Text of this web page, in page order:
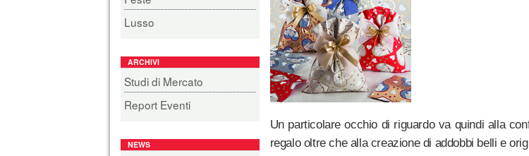
Un particolare occhio di riguardo va quindi alla
regalo oltre che alla creazione di addobbi belli e
Lusso
ARCHIVI
Studi di Mercato
Report Eventi
NEWS